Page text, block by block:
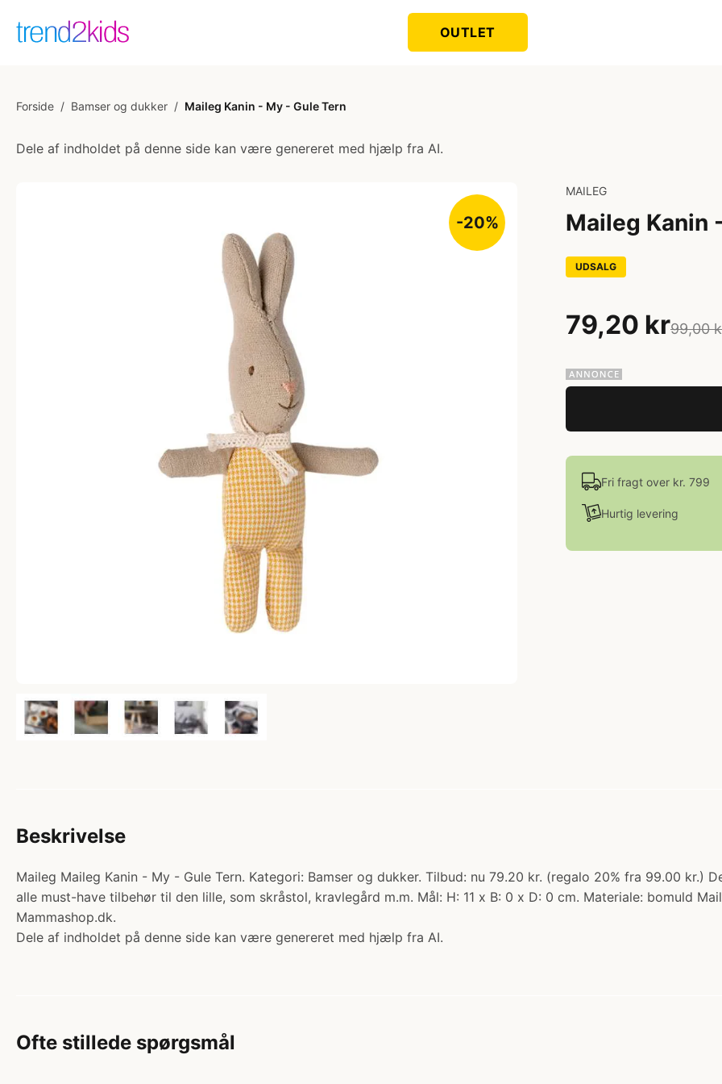
OUTLET
Forside / Bamser og dukker / Maileg Kanin - My - Gule Tern
Dele af indholdet på denne side kan være genereret med hjælp fra AI.
-20%
MAILEG
Maileg Kanin
UDSALG
79,20 kr99,00
Fri fragt over kr. 799
Hurtig levering
Beskrivelse
Maileg Maileg Kanin - My - Gule Tern. Kategori: Bamser og dukker. Tilbud: nu 79.20 kr. (regalo 20% fra 99.00 kr.)
alle must-have tilbehør til den lille, som skråstol, kravlegård m.m. Mål: H: 11 x B: 0 x D: 0 cm. Materiale: bomuld
Mammashop.dk.
Dele af indholdet på denne side kan være genereret med hjælp fra AI.
Ofte stillede spørgsmål